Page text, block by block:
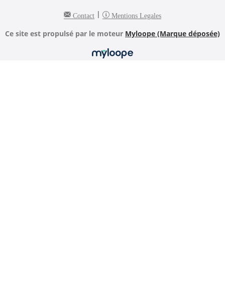
Contact | Mentions Legales
Ce site est propulsé par le moteur Myloope (Marque déposée)